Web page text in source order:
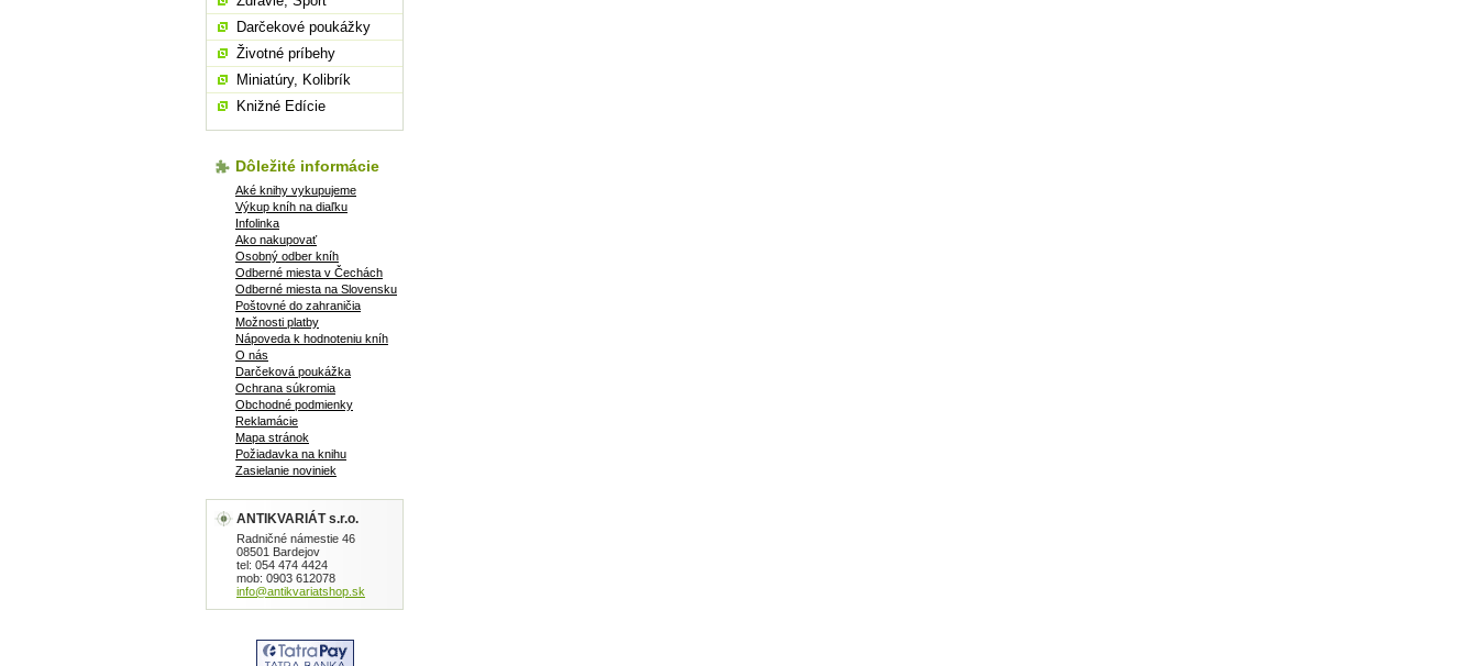
Darčekové poukážky
Životné príbehy
Miniatúry, Kolibrík
Knižné Edície
Dôležité informácie
Aké knihy vykupujeme
Výkup kníh na diaľku
Infolinka
Ako nakupovať
Osobný odber kníh
Odberné miesta v Čechách
Odberné miesta na Slovensku
Poštovné do zahraničia
Možnosti platby
Nápoveda k hodnoteniu kníh
O nás
Darčeková poukážka
Ochrana súkromia
Obchodné podmienky
Reklamácie
Mapa stránok
Požiadavka na knihu
Zasielanie noviniek
ANTIKVARIÁT s.r.o.
Radničné námestie 46
08501 Bardejov
tel: 054 474 4424
mob: 0903 612078
info@antikvariatshop.sk